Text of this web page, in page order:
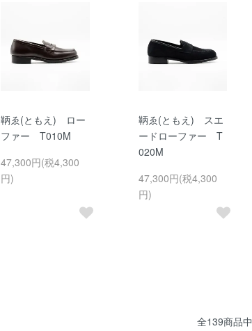
鞆ゑ(ともえ) ロー
ファー T010M
47,300円(税4,300
円)
鞆ゑ(ともえ) スエ
ードローファー T
020M
47,300円(税4,300
円)
全139商品中